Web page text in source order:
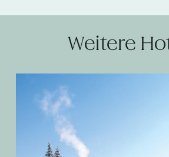
Weitere